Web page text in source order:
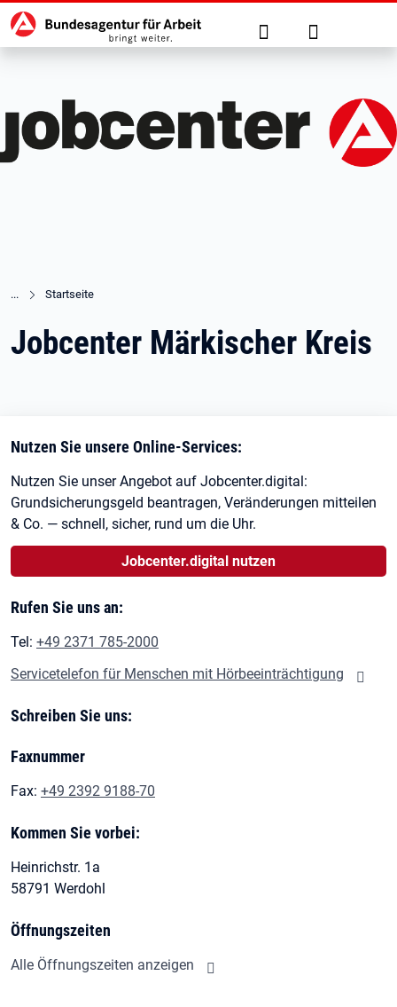
zu den Hauptinhalten springen
Hauptnavigation Suche Anmelden
Startseite
Jobcenter Märkischer Kreis
Nutzen Sie unsere Online-Services:
Nutzen Sie unser Angebot auf Jobcenter.digital:
Grundsicherungsgeld beantragen, Veränderungen mitteilen
& Co. — schnell, sicher, rund um die Uhr.
Jobcenter.digital nutzen
Rufen Sie uns an:
Tel: +49 2371 785-2000
Servicetelefon für Menschen mit Hörbeeinträchtigung
Schreiben Sie uns:
Faxnummer
Fax: +49 2392 9188-70
Kommen Sie vorbei:
Heinrichstr. 1a
58791 Werdohl
Öffnungszeiten
Alle Öffnungszeiten anzeigen